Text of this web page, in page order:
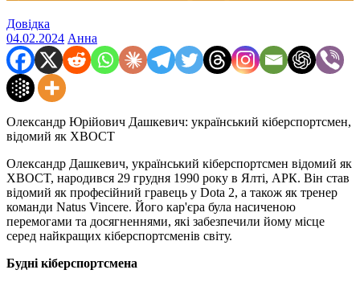
Довідка
04.02.2024 Анна
Олександр Юрійович Дашкевич: український кіберспортсмен,
відомий як XBOCT
Олександр Дашкевич, український кіберспортсмен відомий як
XBOCT, народився 29 грудня 1990 року в Ялті, АРК. Він став
відомий як професійний гравець у Dota 2, а також як тренер
команди Natus Vincere. Його кар'єра була насиченою
перемогами та досягненнями, які забезпечили йому місце
серед найкращих кіберспортсменів світу.
Будні кіберспортсмена